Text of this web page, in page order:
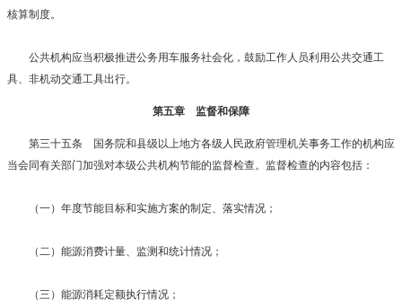
核算制度。
公共机构应当积极推进公务用车服务社会化，鼓励工作人员利用公共交通工
具、非机动交通工具出行。
第五章 监督和保障
第三十五条 国务院和县级以上地方各级人民政府管理机关事务工作的机构应
当会同有关部门加强对本级公共机构节能的监督检查。监督检查的内容包括：
（一）年度节能目标和实施方案的制定、落实情况；
（二）能源消费计量、监测和统计情况；
（三）能源消耗定额执行情况；